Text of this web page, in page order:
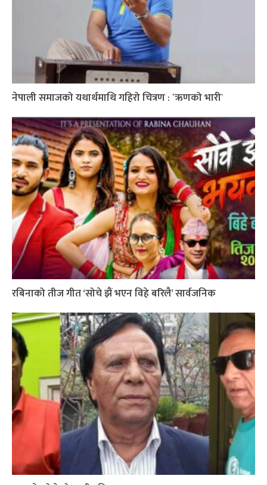
नेपाली समाजको यथार्थमाथि गहिरो चित्रण : ´ऋणको भारी`
रबिनाको तीज गीत ‘सोचे झैं भएन विहे बरिलै’ सार्वजनिक